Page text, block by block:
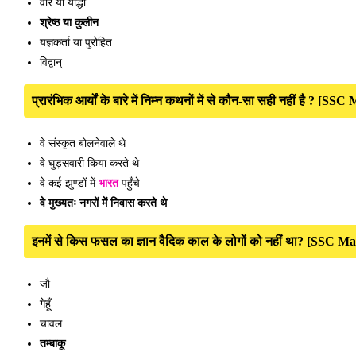
वीर या योद्धा
श्रेष्ठ या कुलीन
यज्ञकर्ता या पुरोहित
विद्वान्
प्रारंभिक आर्यों के बारे में निम्न कथनों में से कौन-सा सही नहीं है ? [SSC
वे संस्कृत बोलनेवाले थे
वे घुड़सवारी किया करते थे
वे कई झुण्डों में भारतपहुँचे
वे मुख्यतः नगरों में निवास करते थे
इनमें से किस फसल का ज्ञान वैदिक काल के लोगों को नहीं था? [SSC
जौ
गेहूँ
चावल
तम्बाकू